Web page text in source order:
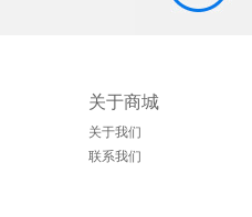
关于商城
关于我们
联系我们